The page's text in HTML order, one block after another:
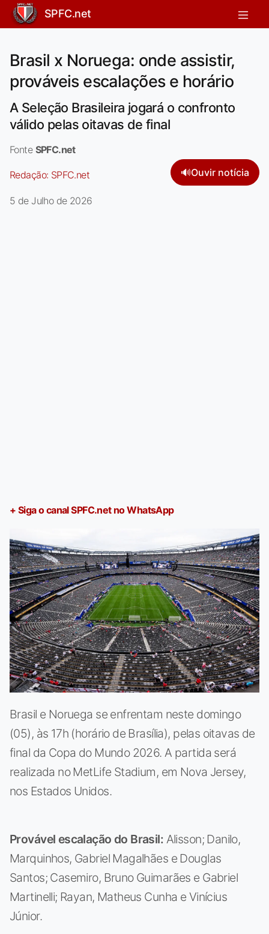
SPFC.net
Brasil x Noruega: onde assistir,
prováveis escalações e horário
A Seleção Brasileira jogará o confronto
válido pelas oitavas de final
Fonte SPFC.net
Redação: SPFC.net 🔊Ouvir notícia
5 de Julho de 2026
+ Siga o canal SPFC.net no WhatsApp
Brasil e Noruega se enfrentam neste domingo
(05), às 17h (horário de Brasília), pelas oitavas de
final da Copa do Mundo 2026. A partida será
realizada no MetLife Stadium, em Nova Jersey,
nos Estados Unidos.
Provável escalação do Brasil: Alisson; Danilo,
Marquinhos, Gabriel Magalhães e Douglas
Santos; Casemiro, Bruno Guimarães e Gabriel
Martinelli; Rayan, Matheus Cunha e Vinícius
Júnior.